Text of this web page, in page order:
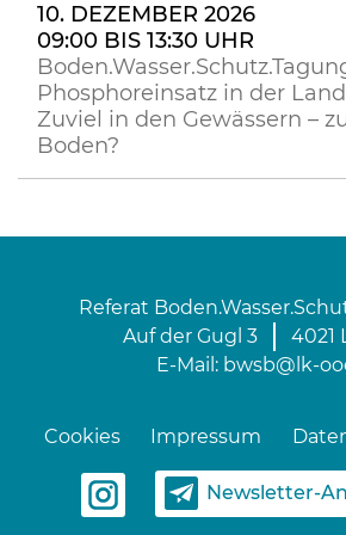
10. DEZEMBER 2026
09:00 BIS 13:30 UHR
Phosphoreinsatz in der
Zuviel in den Gewässern –
Boden?
Referat
Auf der Gugl 3
4021
E-Mail: bwsb@lk-
Cookies Impressum
Newsletter-